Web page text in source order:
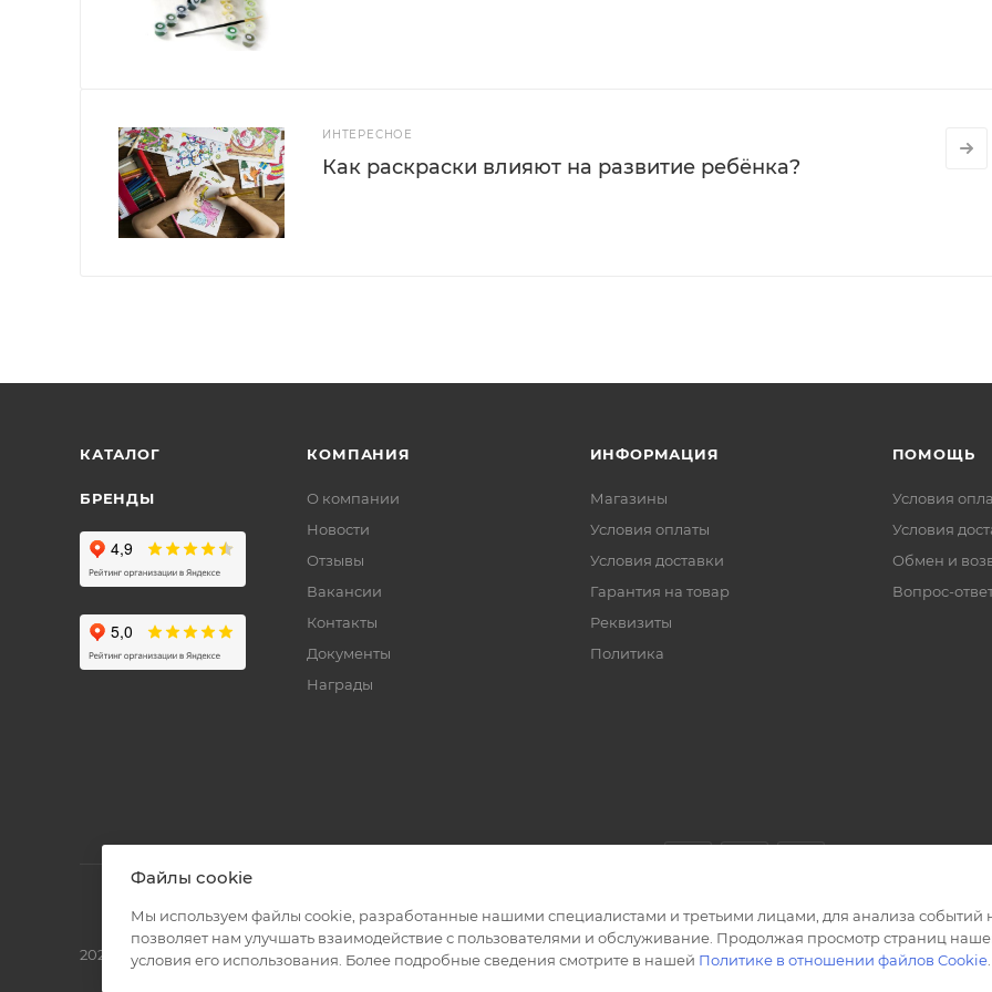
ИНТЕРЕСНОЕ
Как раскраски влияют на развитие ребёнка?
КАТАЛОГ
БРЕНДЫ
КОМПАНИЯ
О компании
Новости
Отзывы
Вакансии
Контакты
Документы
Награды
ИНФОРМАЦИЯ
Магазины
Условия оплаты
Условия доставки
Гарантия на товар
Реквизиты
Политика
ПОМОЩЬ
Условия
Условия
Обмен и
Вопрос-
2026 © Полиграф кит - интернет-магазин
Файлы cookie
Мы используем файлы cookie, разработанные нашими специалистами и третьими лицами, для анализа событий
позволяет нам улучшать взаимодействие с пользователями и обслуживание. Продолжая просмотр страниц
условия его использования. Более подробные сведения смотрите в нашей Политике в отношении файлов Cookie